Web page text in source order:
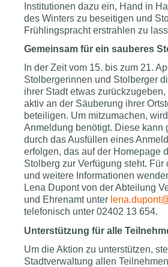
Institutionen dazu ein, Hand in
des Winters zu beseitigen und
Frühlingspracht erstrahlen zu
Gemeinsam für ein sauberes
In der Zeit vom 15. bis zum 21.
Stolbergerinnen und Stolberger
ihrer Stadt etwas
aktiv an der Säuberung ihrer
beteiligen. Um mitzumachen,
Anmeldung benötigt. Diese kann
durch das Ausfüllen eines
erfolgen, das auf der Homepage
Stolberg zur Verfügung steht. Für
und weitere Informationen
Lena Dupont von der Abteilung
und Ehrenamt unter
telefonisch unter 02402 13 654.
Unterstützung für alle
Um die Aktion zu unterstützen,
Stadtverwaltung allen